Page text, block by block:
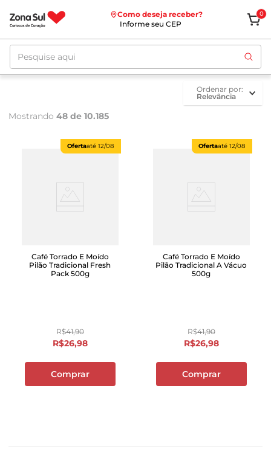
Como deseja receber?
Informe seu CEP
0
Pesquise aqui
ordenar por
Relevância
Mostrando 48 de 10.185
Ofertaaté 12/08
Café Torrado E Moído
Pilão Tradicional Fresh
Pack 500g
R$41,90
R$26,98
Comprar
Ofertaaté 12/08
Café Torrado E Moído
Pilão Tradicional A Vácuo
500g
R$41,90
R$26,98
Comprar